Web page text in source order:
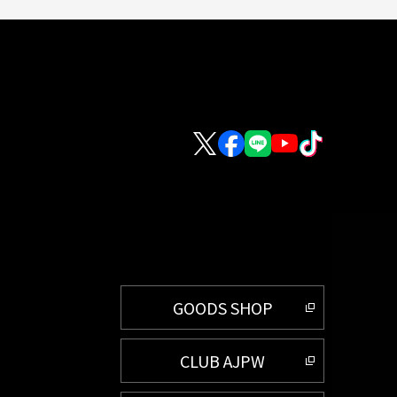
GOODS SHOP
CLUB AJPW